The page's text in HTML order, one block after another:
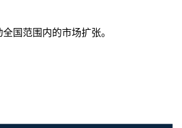
国范围内的市场扩张。